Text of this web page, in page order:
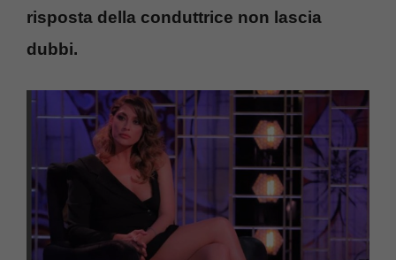
risposta della conduttrice non lascia
dubbi.